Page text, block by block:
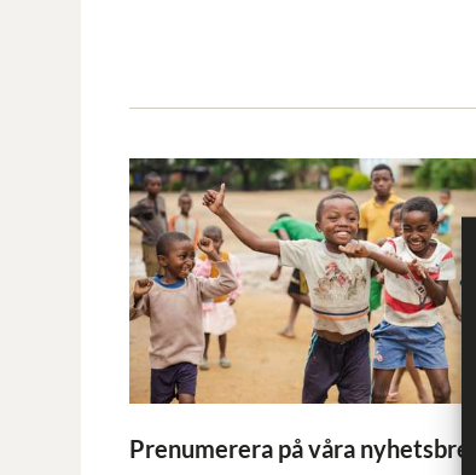
Prenumerera på våra nyhetsbrev